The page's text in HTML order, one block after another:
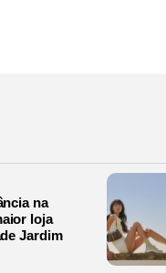
na
loja
Jardim